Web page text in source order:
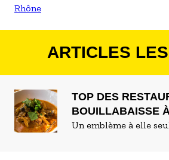
Rhône
ARTICLES
TOP DES
BOUILLABAISSE
Un emblème à elle
est LE plat marseillais
peut d'ailleurs vite